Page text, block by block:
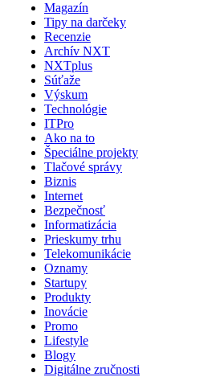
Magazín
Tipy na darčeky
Recenzie
Archív NXT
NXTplus
Súťaže
Výskum
Technológie
ITPro
Ako na to
Špeciálne projekty
Tlačové správy
Biznis
Internet
Bezpečnosť
Informatizácia
Prieskumy trhu
Telekomunikácie
Oznamy
Startupy
Produkty
Inovácie
Promo
Lifestyle
Blogy
Digitálne zručnosti